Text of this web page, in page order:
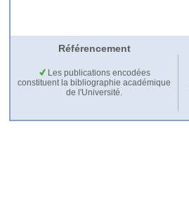
Référencement
Les publications encodées
constituent la bibliographie académique
de l'Université.